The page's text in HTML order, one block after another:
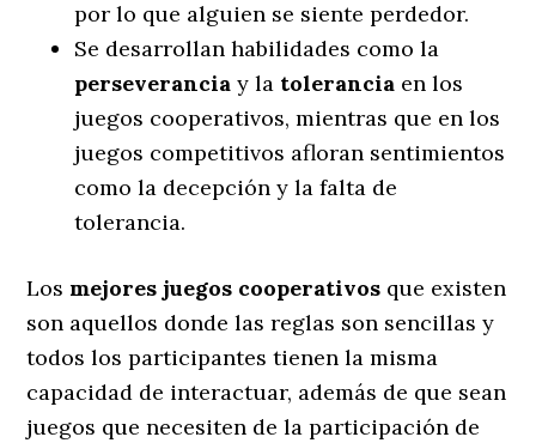
por lo que alguien se siente perdedor.
Se desarrollan habilidades como la
perseverancia y la tolerancia en los
juegos cooperativos, mientras que en los
juegos competitivos afloran sentimientos
como la decepción y la falta de
tolerancia.
Los mejores juegos cooperativos que existen
son aquellos donde las reglas son sencillas y
todos los participantes tienen la misma
capacidad de interactuar, además de que sean
juegos que necesiten de la participación de